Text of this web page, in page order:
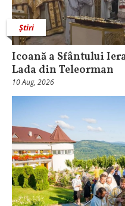
Știri
Icoană a Sfântului
Lada din Teleorman
10 Aug, 2026